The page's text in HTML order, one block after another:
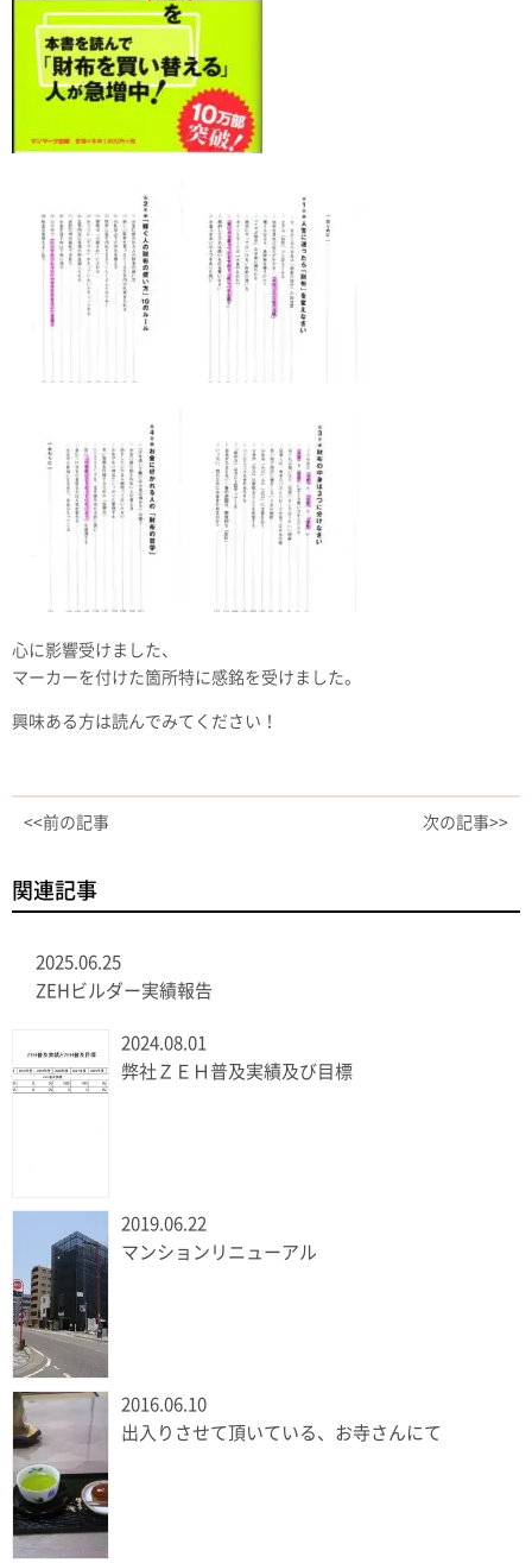
心に影響受けました、
マーカーを付けた箇所特に感銘を受けました。
興味ある方は読んでみてください！
<<前の記事 次の記事>>
関連記事
2025.06.25
ZEHビルダー実績報告
2024.08.01
弊社ＺＥＨ普及実績及び目標
2019.06.22
マンションリニューアル
2016.06.10
出入りさせて頂いている、お寺さんにて